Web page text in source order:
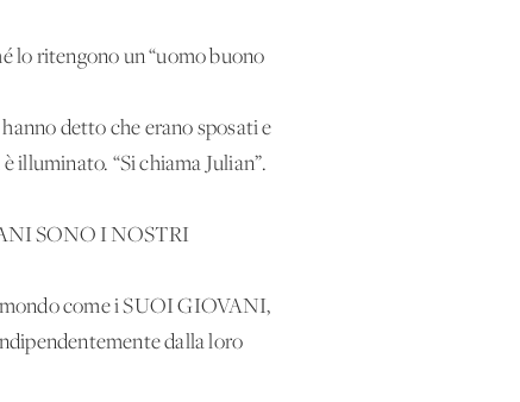
lo ritengono un “uomo buono
detto che erano sposati e
illuminato. “Si chiama Julian”.
SONO I NOSTRI
come i SUOI GIOVANI,
dalla loro